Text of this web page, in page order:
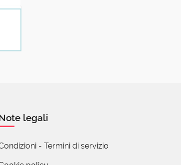
legali
- Termini di servizio